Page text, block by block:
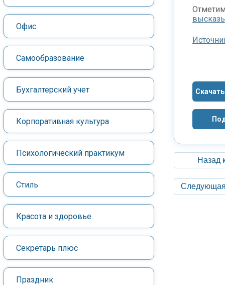
Офис
Самообразование
Бухгалтерский учет
Корпоративная культура
Психологический практикум
Стиль
Красота и здоровье
Секретарь плюс
Праздник
Назад
Следующая